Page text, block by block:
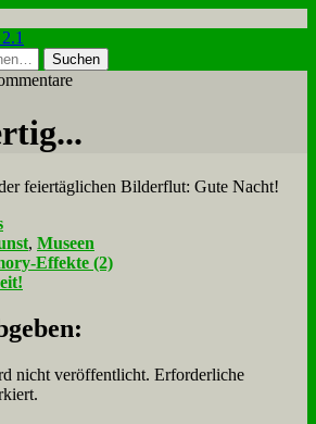
fei­er­täg­li­chen Bil­der­flut: Gu­te Nacht!
, Museen
Effekte (2)
nicht veröffentlicht. Erforderliche